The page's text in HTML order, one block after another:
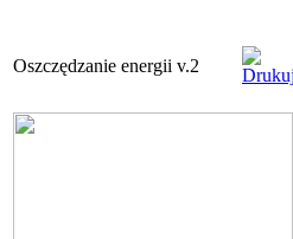
Oszczędzanie energii v.2